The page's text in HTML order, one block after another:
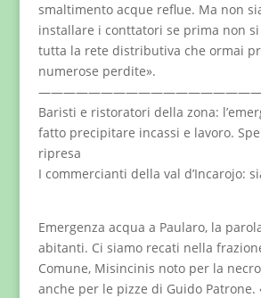
smaltimento acque reflue. Ma non
installare i conttatori se prima non
tutta la rete distributiva che ormai
numerose perdite».
Baristi e ristoratori della zona:
fatto precipitare incassi e lavoro.
ripresa
I commercianti della val d’Incarojo:
Emergenza acqua a Paularo, la
abitanti. Ci siamo recati nella
Comune, Misincinis noto per la
anche per le pizze di Guido Patrone.